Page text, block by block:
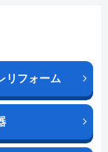
リフォーム